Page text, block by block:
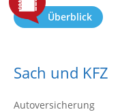
Überblick
Sach und KFZ
Autoversicherung